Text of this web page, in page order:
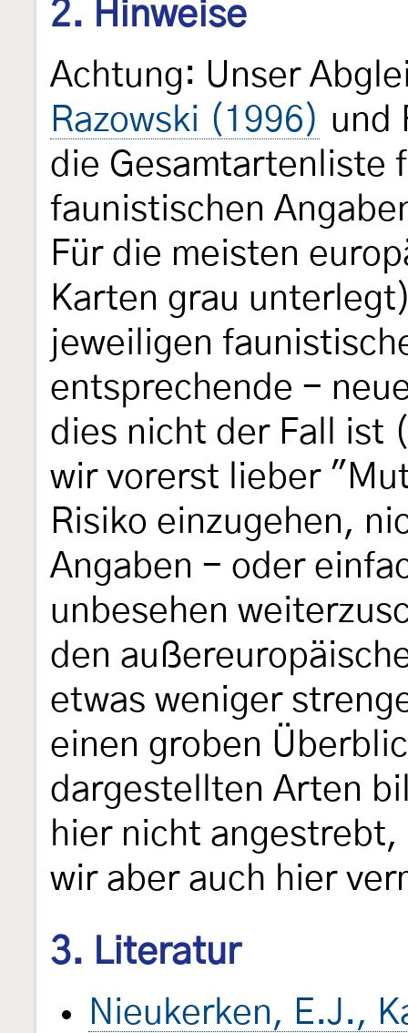
2. Hinweise
Achtung: Unser
Razowski (1996) und
die Gesamtartenliste
faunistischen
Für die meisten
Karten grau
jeweiligen
entsprechende -
dies nicht der Fall ist
wir vorerst lieber
Risiko einzugehen,
Angaben - oder
unbesehen
den
etwas weniger
einen groben
dargestellten Arten
hier nicht
wir aber auch hier
3. Literatur
Nieukerken, E.J.,